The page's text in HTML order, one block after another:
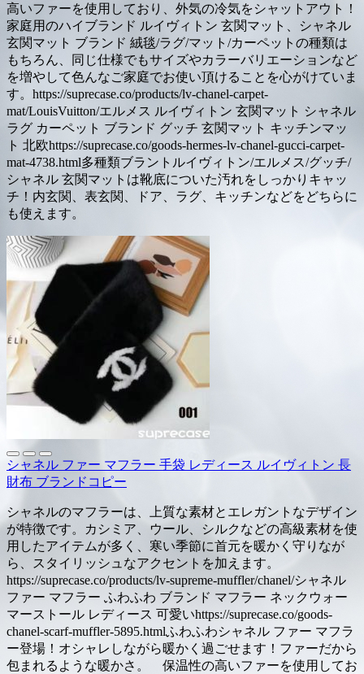
高いファーを使用しており、外気の冷気をシャットアウト！
家庭用のハイブランド ルイヴィトン 玄関マット、シャネル
玄関マット ブランド 絨毯/ラグ/マット/カーペットの種類は
もちろん、同じ仕様でもサイズやカラーバリエーションなど
を増やして色んなご家庭でお使い頂けることを心がけていま
す。https://suprecase.co/products/lv-chanel-carpet-
mat/LouisVuitton/エルメス ルイヴィトン 玄関マット シャネル
ラグ カーペット ブランド グッチ 玄関マット キッチンマッ
ト 北欧https://suprecase.co/goods-hermes-lv-chanel-gucci-carpet-
mat-4738.html多種類ブラントルイヴィトン/エルメス/グッチ/
シャネル 玄関マットは靴底についた汚れをしっかりキャッ
チ！内玄関、表玄関、ドア、ラグ、キッチンなどをどちらに
も使えます。
シャネル ファー マフラー 手袋 レディース ルイヴィトン 長
財布 ブランドコピー
シャネルのマフラーは、上質な素材とエレガントなデザイン
が特徴です。カシミア、ウール、シルクなどの高級素材を使
用したアイテムが多く、寒い季節に首元を暖かく守りなが
ら、スタイリッシュなアクセントを加えます。
https://suprecase.co/products/lv-supreme-muffler/chanel/シャネル
ファー マフラー ふわふわ ブランド マフラー ネックウォー
マーストール レディース 可愛いhttps://suprecase.co/goods-
chanel-scarf-muffler-5895.htmlふわふわシャネル ファー マフラ
ー登場！オシャレしながら暖かく過ごせます！ファーだから
包まれるような暖かさ。 保温性の高いファーを使用してお